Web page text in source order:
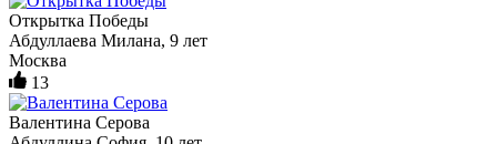
Открытка Победы
Абдуллаева Милана, 9 лет
Москва
13
Валентина Серова